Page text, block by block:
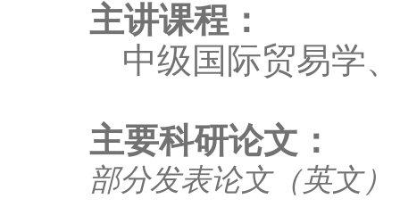
主讲课程：
中级国际贸易学
主要科研论文：
部分发表论文（英文）